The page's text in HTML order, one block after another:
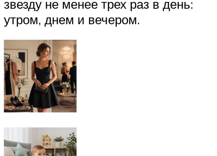
звезду не менее трех раз в день:
утром, днем и вечером.